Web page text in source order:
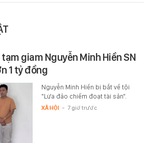
giam Nguyễn Minh Hiền SN
1 tỷ đồng
Nguyễn Minh Hiền bị bắt về tội
"Lừa đảo chiếm đoạt tài sản".
XÃ HỘI - 7 giờ trước